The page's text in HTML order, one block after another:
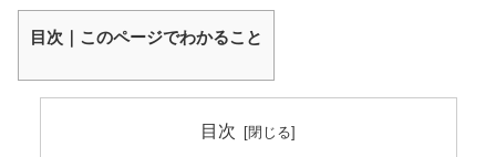
目次｜このページでわかること
目次